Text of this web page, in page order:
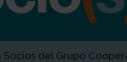
del Grupo